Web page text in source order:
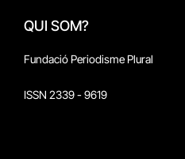
QUI SOM?
Fundació Periodisme Plural
ISSN 2339 - 9619